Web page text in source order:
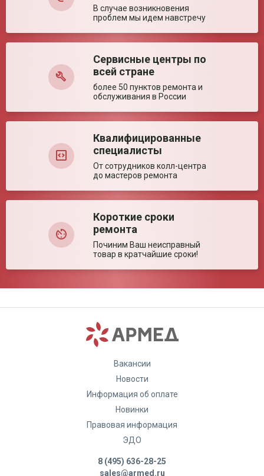
Оставить отзыв
В случае возникновения
проблем мы идем навстречу
Сервисные центры по
всей стране
более 50 пунктов ремонта и
обслуживания в России
Квалифицированные
специалисты
От сотрудников колл-центра
до мастеров ремонта
Короткие сроки
ремонта
Починим Ваш неисправный
товар в кратчайшие сроки!
Вакансии
Новости
Информация об оплате
Новинки
Правовая информация
ЭДО
8 (495) 636-28-25
sales@armed.ru